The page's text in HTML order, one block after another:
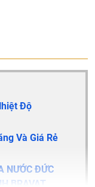
Độ
Và Giá Rẻ
NƯỚC ĐỨC
BRAVAT